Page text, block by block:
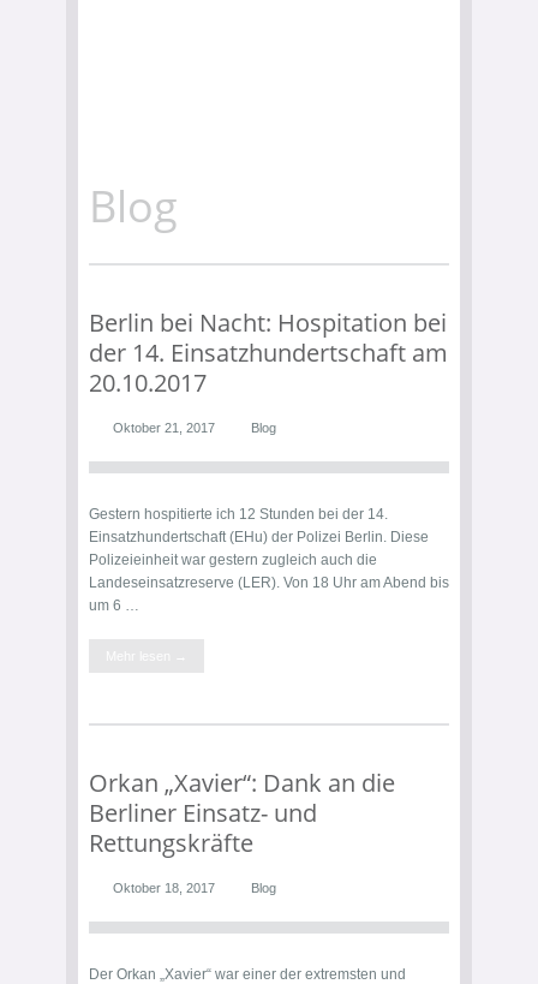
Blog
Berlin bei Nacht: Hospitation bei
der 14. Einsatzhundertschaft am
20.10.2017
Oktober 21, 2017 Blog
Gestern hospitierte ich 12 Stunden bei der 14.
Einsatzhundertschaft (EHu) der Polizei Berlin. Diese
Polizeieinheit war gestern zugleich auch die
Landeseinsatzreserve (LER). Von 18 Uhr am Abend bis
um 6 …
Mehr lesen →
Orkan „Xavier“: Dank an die
Berliner Einsatz- und
Rettungskräfte
Oktober 18, 2017 Blog
Der Orkan „Xavier“ war einer der extremsten und